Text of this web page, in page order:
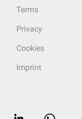
Terms
Privacy
Cookies
Imprint